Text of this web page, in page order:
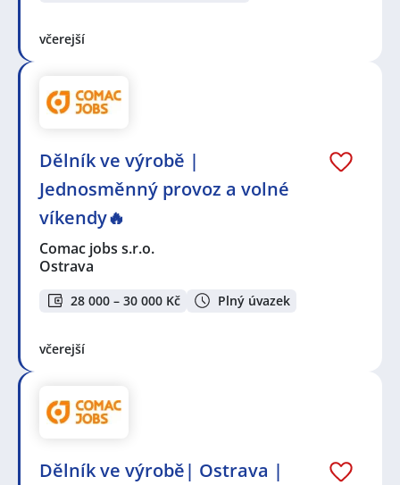
včerejší
Dělník ve výrobě |
Jednosměnný provoz a volné
víkendy🔥
Comac jobs s.r.o.
Ostrava
28 000 – 30 000 Kč Plný úvazek
včerejší
Dělník ve výrobě| Ostrava |